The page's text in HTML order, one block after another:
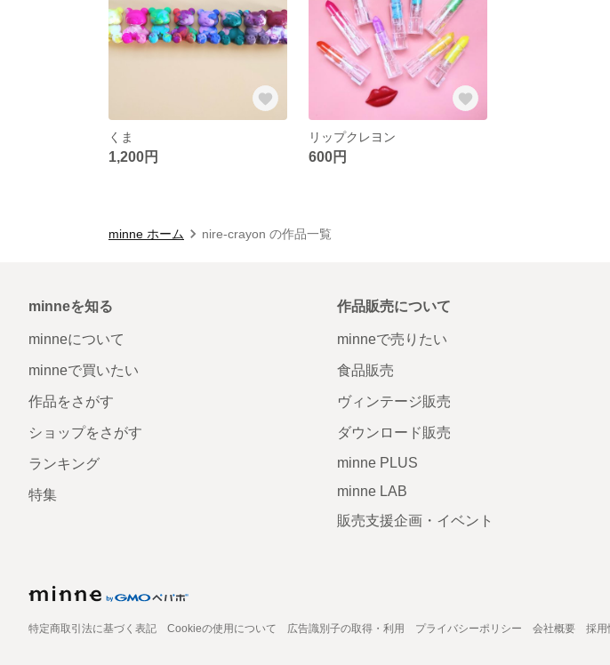
くま
1,200円
リップクレヨン
600円
minne ホーム nire-crayon の作品一覧
minneを知る
minneについて
minneで買いたい
作品をさがす
ショップをさがす
ランキング
特集
作品販売について
minneで売りたい
食品販売
ヴィンテージ販売
ダウンロード販売
minne PLUS
minne LAB
販売支援企画・イベント
特定商取引法に基づく表記 Cookieの使用について 広告識別子の取得・利用 プライバシーポリシー 会社概要 採用